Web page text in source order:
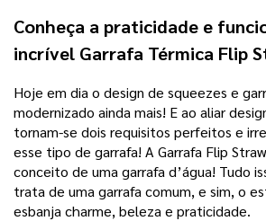
Conheça a praticidade e
incrível Garrafa Térmica Flip
Hoje em dia o design de squeezes e
modernizado ainda mais! E ao aliar
tornam-se dois requisitos perfeitos e
esse tipo de garrafa! A Garrafa Flip
conceito de uma garrafa d’água! Tudo
trata de uma garrafa comum, e sim, o
esbanja charme, beleza e praticidade.